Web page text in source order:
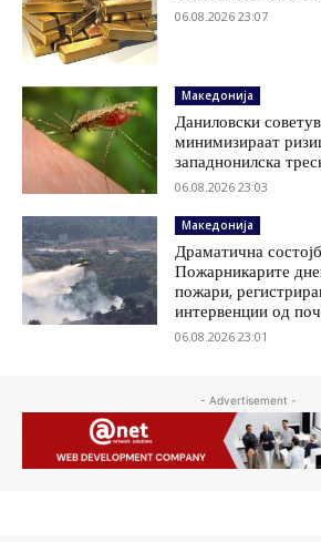
06.08.2026 23:07
Македонија
Даниловски
минимизираат
западнонилска
06.08.2026 23:03
Македонија
Драматична
Пожарникарите
пожари,
интервенции од
06.08.2026 23:01
- Advertisement -